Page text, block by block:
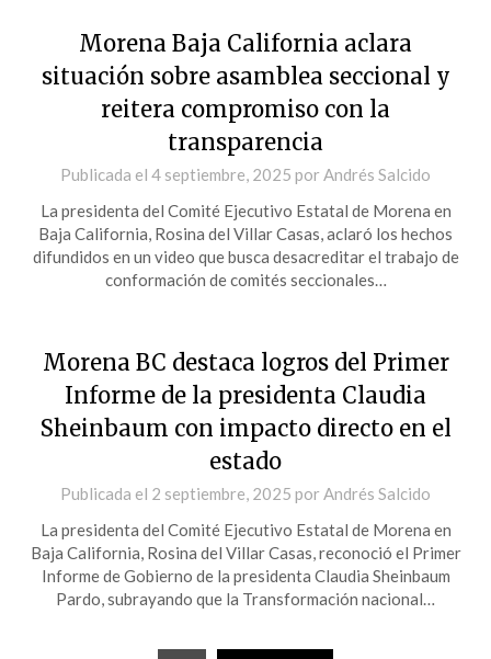
Morena Baja California aclara
situación sobre asamblea seccional y
reitera compromiso con la
transparencia
Publicada el 4 septiembre, 2025 por Andrés Salcido
La presidenta del Comité Ejecutivo Estatal de Morena en
Baja California, Rosina del Villar Casas, aclaró los hechos
difundidos en un video que busca desacreditar el trabajo de
conformación de comités seccionales…
Morena BC destaca logros del Primer
Informe de la presidenta Claudia
Sheinbaum con impacto directo en el
estado
Publicada el 2 septiembre, 2025 por Andrés Salcido
La presidenta del Comité Ejecutivo Estatal de Morena en
Baja California, Rosina del Villar Casas, reconoció el Primer
Informe de Gobierno de la presidenta Claudia Sheinbaum
Pardo, subrayando que la Transformación nacional…